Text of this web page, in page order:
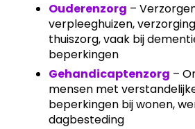
Ouderenzorg –
verpleeghuizen,
thuiszorg, vaak bij
beperkingen
Gehandicaptenzorg –
mensen met
beperkingen bij wonen,
dagbesteding